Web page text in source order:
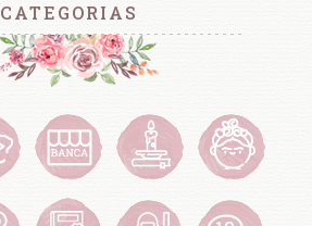
CATEGORIAS